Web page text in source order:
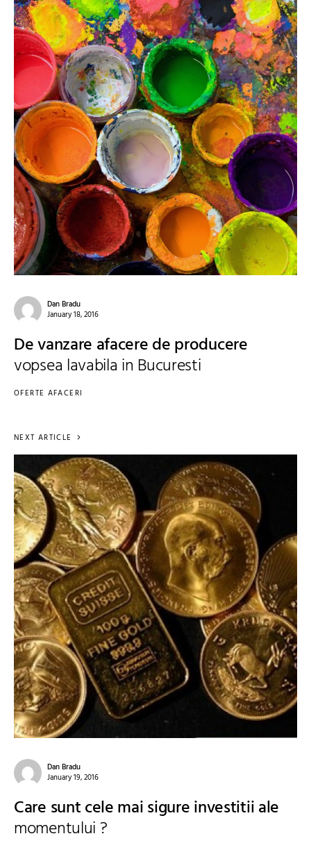
Dan Bradu
January 18, 2016
De vanzare afacere de producere
vopsea lavabila in Bucuresti
OFERTE AFACERI
NEXT ARTICLE
Dan Bradu
January 19, 2016
Care sunt cele mai sigure investitii ale
momentului ?